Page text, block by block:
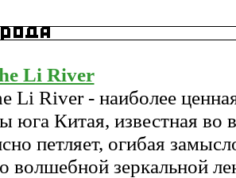
Li River
Li River - наиболее
юга Китая, известная во
петляет, огибая
волшебной зеркальной